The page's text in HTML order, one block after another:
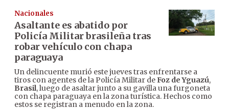
Nacionales
Asaltante es abatido por
Policía Militar brasileña tras
robar vehículo con chapa
paraguaya
Un delincuente murió este jueves tras enfrentarse a
tiros con agentes de la Policía Militar deFoz de Yguazú,
Brasil, luego de asaltar junto a su gavilla una furgoneta
con chapa paraguaya en la zona turística. Hechos como
estos se registran a menudo en la zona.